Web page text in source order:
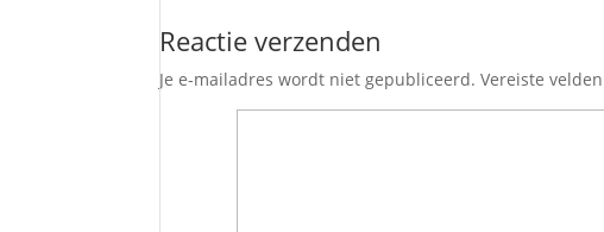
Reactie verzenden
Je e-mailadres wordt niet gepubliceerd. Vereiste